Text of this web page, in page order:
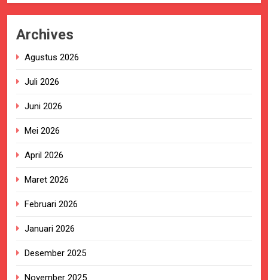
Archives
Agustus 2026
Juli 2026
Juni 2026
Mei 2026
April 2026
Maret 2026
Februari 2026
Januari 2026
Desember 2025
November 2025